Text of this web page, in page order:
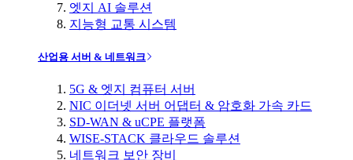
엣지 AI 솔루션
지능형 교통 시스템
산업용 서버 & 네트워크
5G & 엣지 컴퓨터 서버
NIC 이더넷 서버 어댑터 & 암호화 가속 카드
SD-WAN & uCPE 플랫폼
WISE-STACK 클라우드 솔루션
네트워크 보안 장비